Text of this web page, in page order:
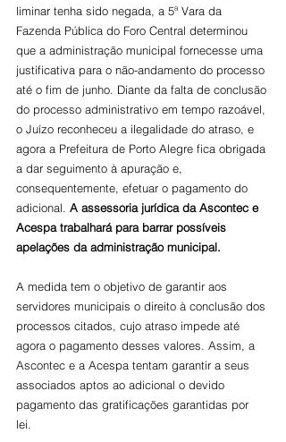
liminar tenha sido negada, a 5ª Vara da
Fazenda Pública do Foro Central determinou
que a administração municipal fornecesse uma
justificativa para o não-andamento do processo
até o fim de junho. Diante da falta de conclusão
do processo administrativo em tempo razoável,
o Juízo reconheceu a ilegalidade do atraso, e
agora a Prefeitura de Porto Alegre fica obrigada
a dar seguimento à apuração e,
consequentemente, efetuar o pagamento do
adicional. A assessoria jurídica da Ascontec e
Acespa trabalhará para barrar possíveis
apelações da administração municipal.
A medida tem o objetivo de garantir aos
servidores municipais o direito à conclusão dos
processos citados, cujo atraso impede até
agora o pagamento desses valores. Assim, a
Ascontec e a Acespa tentam garantir a seus
associados aptos ao adicional o devido
pagamento das gratificações garantidas por
lei.